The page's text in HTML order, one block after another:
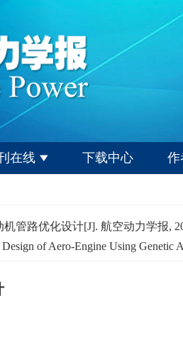
在线 下载中心 作
管路优化设计[J]. 航空动力学报,
of Aero-Engine Using Genetic